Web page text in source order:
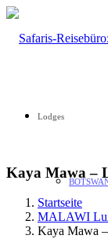
Lodges
Kaya Mawa –
Startseite
MALAWI
Kaya Mawa